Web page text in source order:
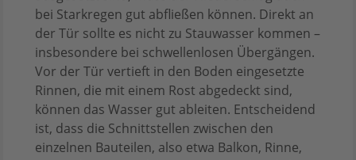
bei Starkregen gut abfließen können. Direkt an
der Tür sollte es nicht zu Stauwasser kommen –
insbesondere bei schwellenlosen Übergängen.
Vor der Tür vertieft in den Boden eingesetzte
Rinnen, die mit einem Rost abgedeckt sind,
können das Wasser gut ableiten. Entscheidend
ist, dass die Schnittstellen zwischen den
einzelnen Bauteilen, also etwa Balkon, Rinne,